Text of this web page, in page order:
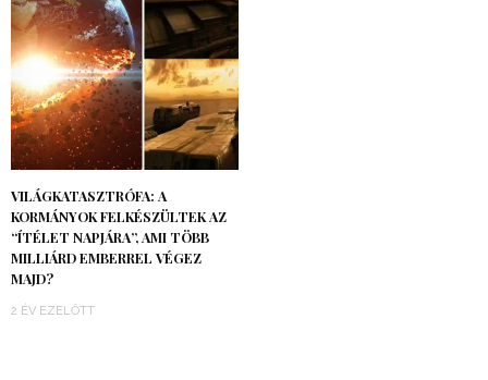
VILÁGKATASZTRÓFA: A
KORMÁNYOK FELKÉSZÜLTEK AZ
“ÍTÉLET NAPJÁRA”, AMI TÖBB
MILLIÁRD EMBERREL VÉGEZ
MAJD?
2 ÉV EZELŐTT